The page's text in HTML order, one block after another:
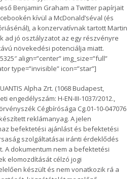
Benjamin Graham a Twitter papírjait
kívül a McDonald’séval (és
a konzervatívnak tartott Martin
ad jó osztályzatot az egy részvényre
növekedési potenciálja miatt.
align=”center” img_size=”full”
type=”invisible” icon=”star”]
Alpha Zrt. (1068 Budapest,
engedélyszám: H-EN-III-1037/2012.,
Cégbírósága Cg.01-10-047076
reklámanyag. A jelen
befektetési ajánlást és befektetési
szolgáltatásai iránti érdeklődés
A dokumentum nem a befektetési
elomozdítását célzó jogi
készült és nem vonatkozik rá a